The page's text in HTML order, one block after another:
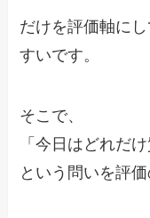
だけを評価軸に
すいです。
そこで、
「今日はどれだ
という問いを評